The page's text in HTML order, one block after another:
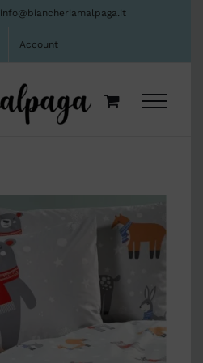
info@biancheriamalpaga.it
Account